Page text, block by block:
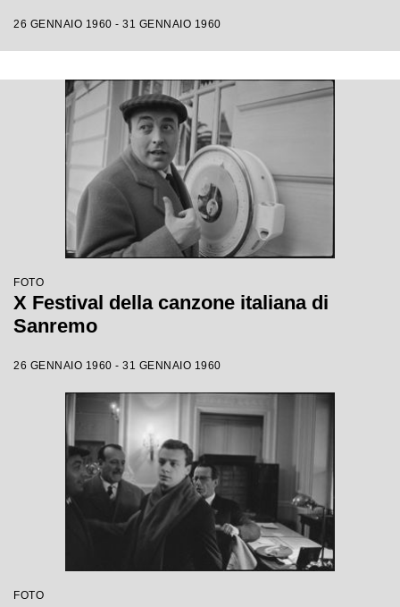
26 GENNAIO 1960 - 31 GENNAIO 1960
FOTO
X Festival della canzone italiana di
Sanremo
26 GENNAIO 1960 - 31 GENNAIO 1960
FOTO